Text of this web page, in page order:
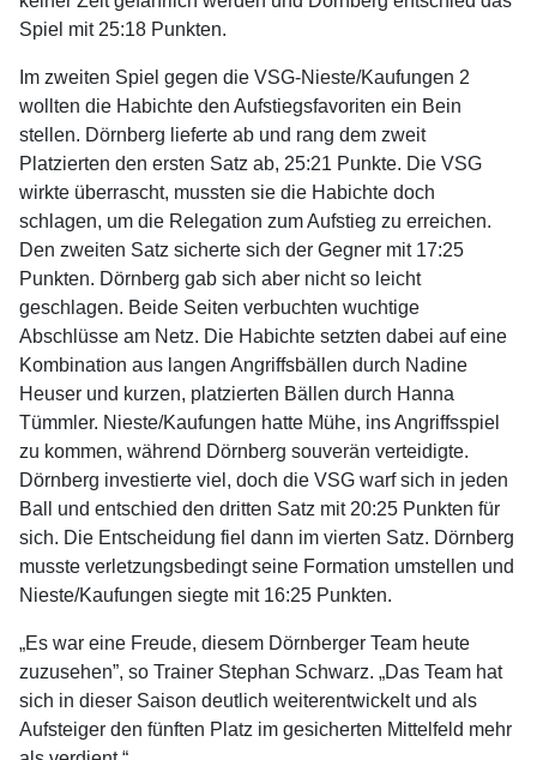
Spiel mit 25:18 Punkten.
Im zweiten Spiel gegen die VSG-Nieste/Kaufungen 2
wollten die Habichte den Aufstiegsfavoriten ein Bein
stellen. Dörnberg lieferte ab und rang dem zweit
Platzierten den ersten Satz ab, 25:21 Punkte. Die VSG
wirkte überrascht, mussten sie die Habichte doch
schlagen, um die Relegation zum Aufstieg zu erreichen.
Den zweiten Satz sicherte sich der Gegner mit 17:25
Punkten. Dörnberg gab sich aber nicht so leicht
geschlagen. Beide Seiten verbuchten wuchtige
Abschlüsse am Netz. Die Habichte setzten dabei auf eine
Kombination aus langen Angriffsbällen durch Nadine
Heuser und kurzen, platzierten Bällen durch Hanna
Tümmler. Nieste/Kaufungen hatte Mühe, ins Angriffsspiel
zu kommen, während Dörnberg souverän verteidigte.
Dörnberg investierte viel, doch die VSG warf sich in jeden
Ball und entschied den dritten Satz mit 20:25 Punkten für
sich. Die Entscheidung fiel dann im vierten Satz. Dörnberg
musste verletzungsbedingt seine Formation umstellen und
Nieste/Kaufungen siegte mit 16:25 Punkten.
„Es war eine Freude, diesem Dörnberger Team heute
zuzusehen”, so Trainer Stephan Schwarz. „Das Team hat
sich in dieser Saison deutlich weiterentwickelt und als
Aufsteiger den fünften Platz im gesicherten Mittelfeld mehr